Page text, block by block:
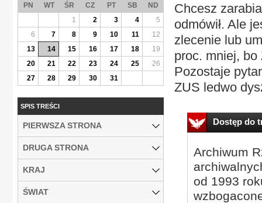
Chcesz
odmówił. Ale
zlecenie lub
proc. mniej, bo
Pozostaje
ZUS ledwo
Dostęp do
Archiwum
od 1993
PN WT ŚR CZ PT SB
ND
1
2 3 4
5
6
7 8 9 10 11
12
13
14 15 16 17 18
19
20
21 22 23 24 25
26
27
28 29 30 31
SPIS TREŚCI
PIERWSZA STRONA
DRUGA STRONA
KRAJ
ŚWIAT